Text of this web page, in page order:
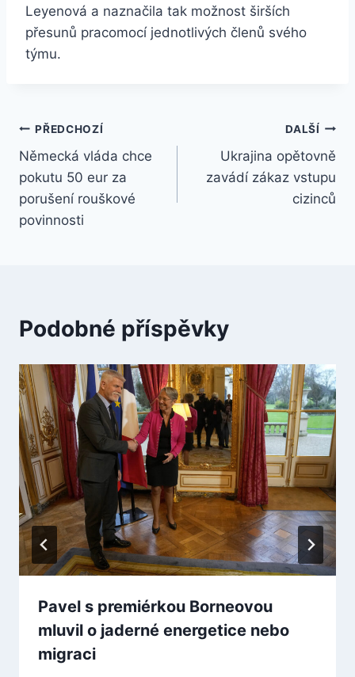
Leyenová a naznačila tak možnost širších
přesunů pracomocí jednotlivých členů svého
týmu.
Navigace
pro
příspěvek
PŘEDCHOZÍ
Německá vláda chce
pokutu 50 eur za
porušení rouškové
povinnosti
DALŠÍ
Ukrajina opětovně
zavádí zákaz vstupu
cizinců
Podobné příspěvky
Pavel s premiérkou Borneovou
mluvil o jaderné energetice nebo
migraci